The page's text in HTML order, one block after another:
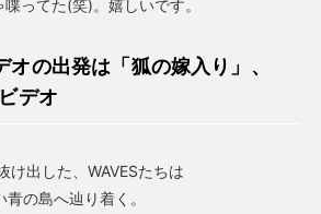
ってた(笑)。嬉しいです。
オの出発は「狐の嫁入り」、
デオ
け出した、WAVESたちは
の島へ辿り着く。